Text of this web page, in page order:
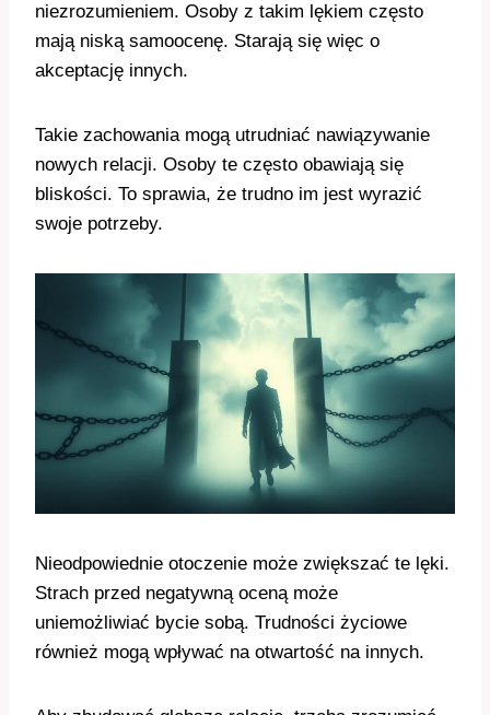
niezrozumieniem. Osoby z takim lękiem często
mają niską samoocenę. Starają się więc o
akceptację innych.
Takie zachowania mogą utrudniać nawiązywanie
nowych relacji. Osoby te często obawiają się
bliskości. To sprawia, że trudno im jest wyrazić
swoje potrzeby.
Nieodpowiednie otoczenie może zwiększać te lęki.
Strach przed negatywną oceną może
uniemożliwiać bycie sobą. Trudności życiowe
również mogą wpływać na otwartość na innych.